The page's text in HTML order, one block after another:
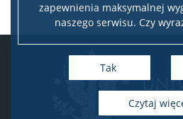
zapewnienia maksymalnej
naszego serwisu. Czy
Tak
Czytaj